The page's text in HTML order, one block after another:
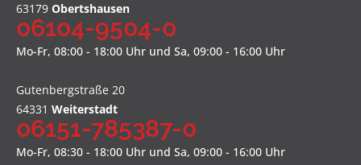
63179 Obertshausen
06104-9504-0
Mo-Fr, 08:00 - 18:00 Uhr und Sa, 09:00 - 16:00 Uhr
Gutenbergstraße 20
64331 Weiterstadt
06151-785387-0
Mo-Fr, 08:30 - 18:00 Uhr und Sa, 09:00 - 16:00 Uhr